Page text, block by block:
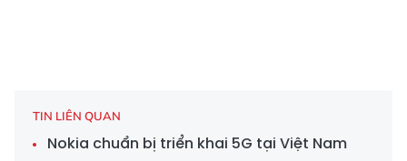
TIN LIÊN QUAN
Nokia chuẩn bị triển khai 5G tại Việt Nam